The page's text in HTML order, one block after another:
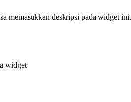
memasukkan deskripsi pada widget ini.
widget